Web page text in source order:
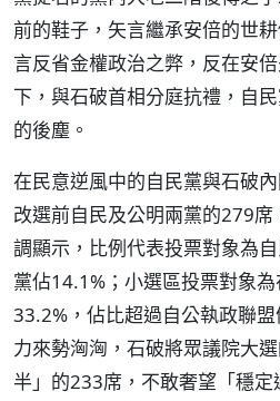
前的鞋子，矢言繼承安倍的世
言反省金權政治之弊，反在安
下，與石破首相分庭抗禮，自
的後塵。
在民意逆風中的自民黨與石破
改選前自民及公明兩黨的279
調顯示，比例代表投票對象為
黨佔14.1%；小選區投票對象
33.2%，佔比超過自公執政聯
力來勢洶洶，石破將眾議院大
半」的233席，不敢奢望「穩